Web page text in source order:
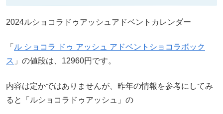
2024ルショコラドゥアッシュアドベントカレンダー
「 ル ショコラ ドゥ アッシュ アドベントショコラボック
ス 」の値段は、12960円です。
内容は定かではありませんが、昨年の情報を参考にしてみ
ると「ルショコラドゥアッシュ」の